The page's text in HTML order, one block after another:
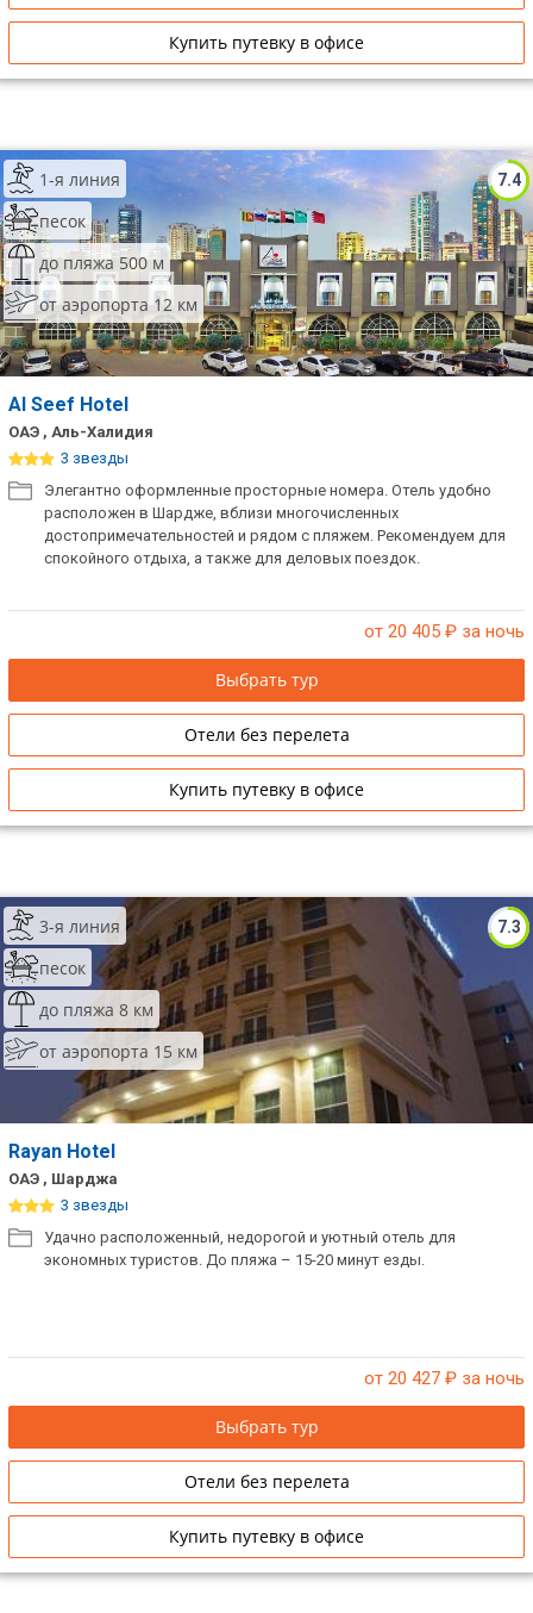
Купить путевку в офисе
7.4
1-я линия
песок
до пляжа 500 м
от аэропорта 12 км
Al Seef Hotel
ОАЭ , Аль-Халидия
3 звезды
Элегантно оформленные просторные номера. Отель удобно
расположен в Шардже, вблизи многочисленных
достопримечательностей и рядом с пляжем. Рекомендуем для
спокойного отдыха, а также для деловых поездок.
от 20 405 ₽ за ночь
Выбрать тур
Отели без перелета
Купить путевку в офисе
7.3
3-я линия
песок
до пляжа 8 км
от аэропорта 15 км
Rayan Hotel
ОАЭ , Шарджа
3 звезды
Удачно расположенный, недорогой и уютный отель для
экономных туристов. До пляжа – 15-20 минут езды.
от 20 427 ₽ за ночь
Выбрать тур
Отели без перелета
Купить путевку в офисе